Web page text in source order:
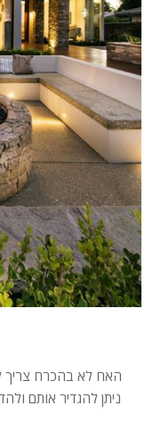
האח לא בהכרח צריך
ניתן להגדיר אותם